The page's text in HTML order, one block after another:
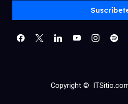
Copyright ©